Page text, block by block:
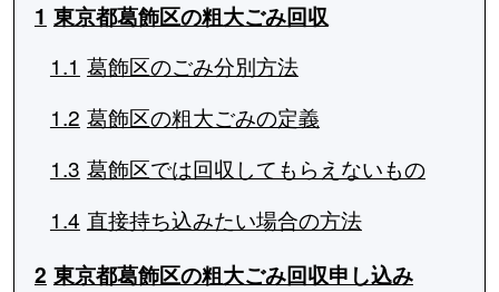
1 東京都葛飾区の粗大ごみ回収
1.1 葛飾区のごみ分別方法
1.2 葛飾区の粗大ごみの定義
1.3 葛飾区では回収してもらえないもの
1.4 直接持ち込みたい場合の方法
2 東京都葛飾区の粗大ごみ回収申し込み